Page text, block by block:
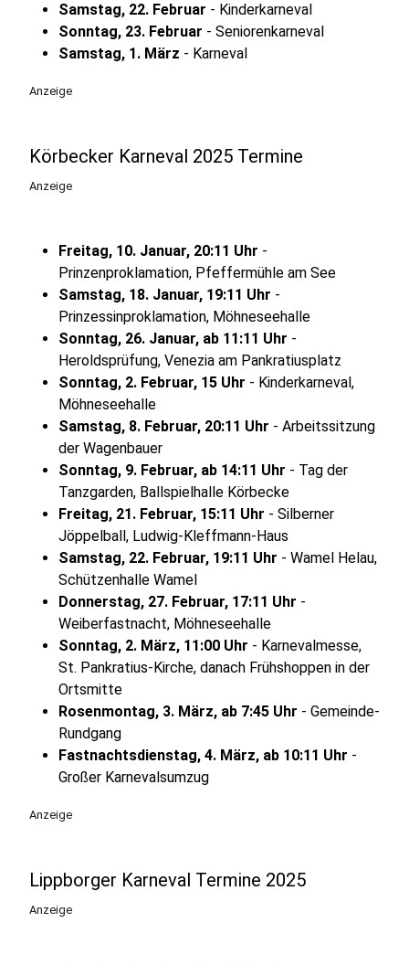
Samstag, 22. Februar - Kinderkarneval
Sonntag, 23. Februar - Seniorenkarneval
Samstag, 1. März - Karneval
Anzeige
Körbecker Karneval 2025 Termine
Anzeige
Freitag, 10. Januar, 20:11 Uhr -
Prinzenproklamation, Pfeffermühle am See
Samstag, 18. Januar, 19:11 Uhr -
Prinzessinproklamation, Möhneseehalle
Sonntag, 26. Januar, ab 11:11 Uhr -
Heroldsprüfung, Venezia am Pankratiusplatz
Sonntag, 2. Februar, 15 Uhr - Kinderkarneval,
Möhneseehalle
Samstag, 8. Februar, 20:11 Uhr - Arbeitssitzung
der Wagenbauer
Sonntag, 9. Februar, ab 14:11 Uhr - Tag der
Tanzgarden, Ballspielhalle Körbecke
Freitag, 21. Februar, 15:11 Uhr - Silberner
Jöppelball, Ludwig-Kleffmann-Haus
Samstag, 22. Februar, 19:11 Uhr - Wamel Helau,
Schützenhalle Wamel
Donnerstag, 27. Februar, 17:11 Uhr -
Weiberfastnacht, Möhneseehalle
Sonntag, 2. März, 11:00 Uhr - Karnevalmesse,
St. Pankratius-Kirche, danach Frühshoppen in der
Ortsmitte
Rosenmontag, 3. März, ab 7:45 Uhr - Gemeinde-
Rundgang
Fastnachtsdienstag, 4. März, ab 10:11 Uhr -
Großer Karnevalsumzug
Anzeige
Lippborger Karneval Termine 2025
Anzeige